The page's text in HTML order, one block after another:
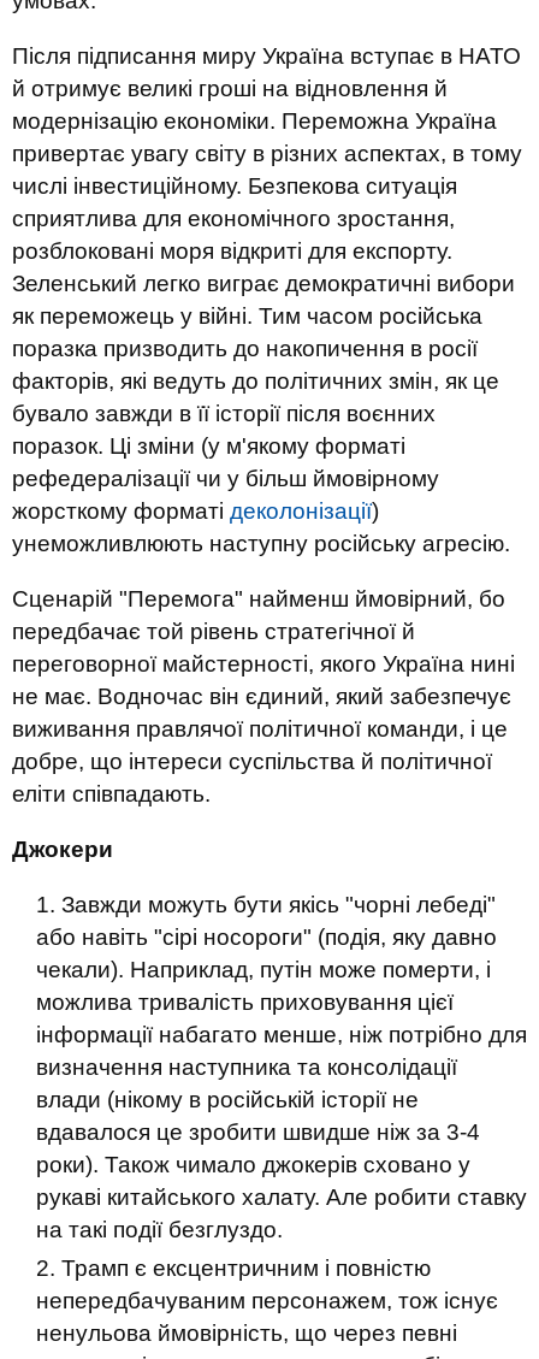
Після підписання миру Україна вступає в НАТО
й отримує великі гроші на відновлення й
модернізацію економіки. Переможна Україна
привертає увагу світу в різних аспектах, в тому
числі інвестиційному. Безпекова ситуація
сприятлива для економічного зростання,
розблоковані моря відкриті для експорту.
Зеленський легко виграє демократичні вибори
як переможець у війні. Тим часом російська
поразка призводить до накопичення в росії
факторів, які ведуть до політичних змін, як це
бувало завжди в її історії після воєнних
поразок. Ці зміни (у м'якому форматі
рефедералізації чи у більш ймовірному
жорсткому форматі деколонізації)
унеможливлюють наступну російську агресію.
Сценарій "Перемога" найменш ймовірний, бо
передбачає той рівень стратегічної й
переговорної майстерності, якого Україна нині
не має. Водночас він єдиний, який забезпечує
виживання правлячої політичної команди, і це
добре, що інтереси суспільства й політичної
еліти співпадають.
Джокери
Завжди можуть бути якісь "чорні лебеді"
або навіть "сірі носороги" (подія, яку давно
чекали). Наприклад, путін може померти, і
можлива тривалість приховування цієї
інформації набагато менше, ніж потрібно для
визначення наступника та консолідації
влади (нікому в російській історії не
вдавалося це зробити швидше ніж за 3-4
роки). Також чимало джокерів сховано у
рукаві китайського халату. Але робити ставку
на такі події безглуздо.
Трамп є ексцентричним і повністю
непередбачуваним персонажем, тож існує
ненульова ймовірність, що через певні